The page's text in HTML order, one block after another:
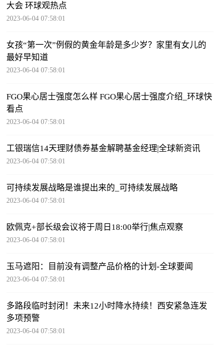
大会 环球观热点
2023-06-04 07:58:01
女孩“第一次”例假的黄金年龄是多少岁？家里有女儿的
最好早知道
2023-06-04 07:58:01
FGO果心居士强度怎么样 FGO果心居士强度介绍_环球快
看点
2023-06-04 07:58:01
工银瑞信14天理财债券基金解聘基金经理|全球新资讯
2023-06-04 07:58:01
可持续发展战略是谁提出来的_可持续发展战略
2023-06-04 07:58:01
欧佩克+部长级会议将于周日18:00举行|焦点观察
2023-06-04 07:58:01
玉马遮阳：目前没有调整产品价格的计划-全球要闻
2023-06-04 07:58:01
多路段临时封闭！未来12小时降水持续！西安紧急连发
多项预警
2023-06-04 07:58:01